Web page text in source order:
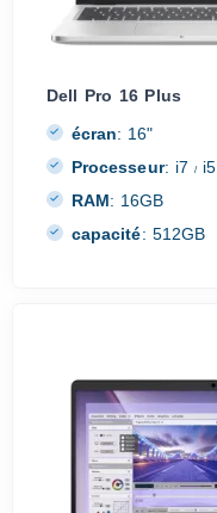
Dell Pro 16 Plus
écran: 16"
Processeur: i7/ i5
RAM: 16GB
capacité: 512GB